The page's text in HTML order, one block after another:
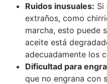
Ruidos inusuales: Si
extraños, como
marcha, esto puede
aceite está
adecuadamente los
Dificultad para
que no engrana con